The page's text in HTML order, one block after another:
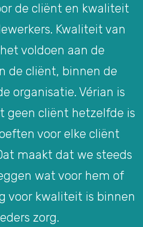
de cliënt en kwaliteit
Kwaliteit van
voldoen aan de
de cliënt, binnen de
organisatie. Vérian is
geen cliënt hetzelfde is
voor elke cliënt
maakt dat we steeds
wat voor hem of
voor kwaliteit is binnen
zorg.